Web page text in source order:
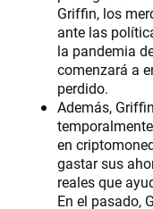
Griffin, los
ante las
la pandemia
comenzará a
perdido.
Además,
en
gastar sus
reales que
En el pasado,